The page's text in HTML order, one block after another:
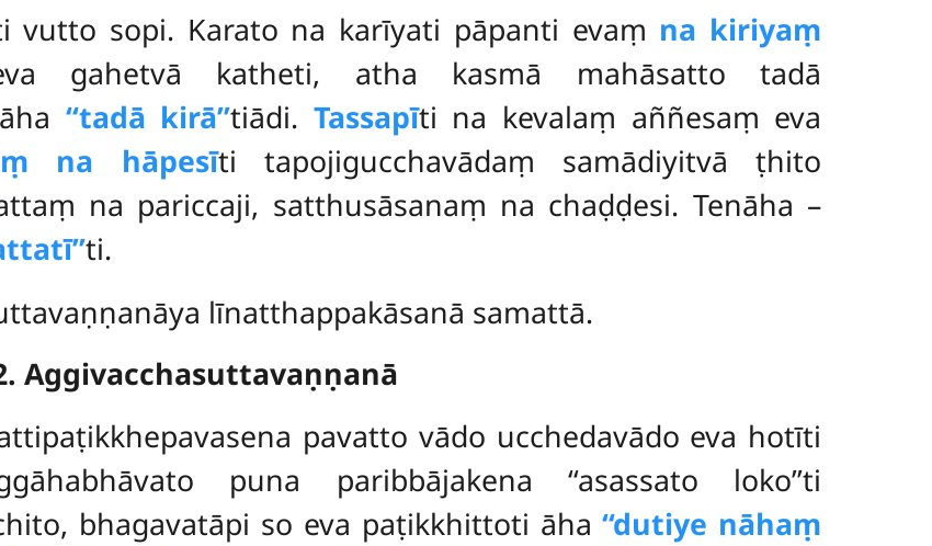
vutto sopi. Karato na karīyati pāpanti evaṃ na kiriyaṃ
gahetvā katheti, atha kasmā mahāsatto tadā
‘‘tadā kirā’’tiādi. Tassapīti na kevalaṃ aññesaṃ eva
na hāpesīti tapojigucchavādaṃ samādiyitvā ṭhito
na pariccaji, satthusāsanaṃ na chaḍḍesi. Tenāha –
ti.
līnatthappakāsanā samattā.
Aggivacchasuttavaṇṇanā
pavatto vādo ucchedavādo eva hotīti
puna paribbājakena ‘‘asassato loko’’ti
bhagavatāpi so eva paṭikkhittoti āha‘‘dutiye nāhaṃ